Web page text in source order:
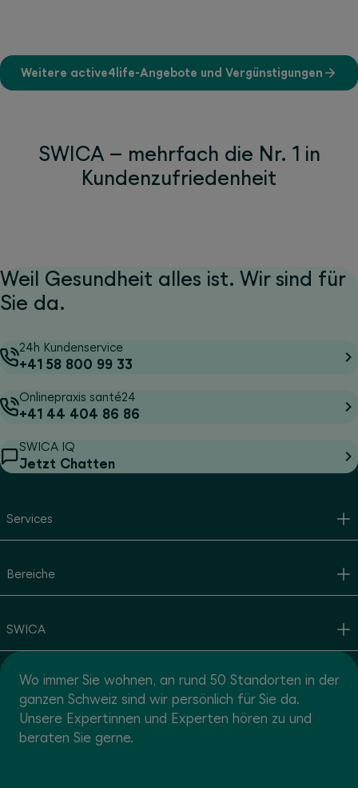
Weitere active4life-Angebote und Vergünstigungen
SWICA – mehrfach die Nr. 1 in
Kundenzufriedenheit
Weil Gesundheit alles ist. Wir sind für
Sie da.
24h Kundenservice
+41 58 800 99 33
Onlinepraxis santé24
+41 44 404 86 86
SWICA IQ
Jetzt Chatten
Services
Bereiche
SWICA
Wo immer Sie wohnen, an rund 50 Standorten in der
ganzen Schweiz sind wir persönlich für Sie da.
Unsere Expertinnen und Experten hören zu und
beraten Sie gerne.